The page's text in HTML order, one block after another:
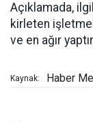
Açıklamada,
kirleten
ve en ağır
Kaynak: Haber